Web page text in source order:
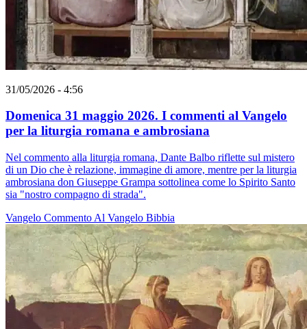
31/05/2026 - 4:56
Domenica 31 maggio 2026. I commenti al Vangelo
per la liturgia romana e ambrosiana
Nel commento alla liturgia romana, Dante Balbo riflette sul mistero
di un Dio che è relazione, immagine di amore, mentre per la liturgia
ambrosiana don Giuseppe Grampa sottolinea come lo Spirito Santo
sia "nostro compagno di strada".
Vangelo Commento Al Vangelo Bibbia